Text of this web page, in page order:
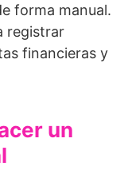
forma manual.
registrar
financieras y
un